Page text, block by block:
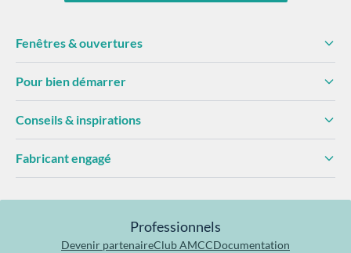
Fenêtres & ouvertures
Pour bien démarrer
Conseils & inspirations
Fabricant engagé
Professionnels
Devenir partenaireClub AMCCDocumentation